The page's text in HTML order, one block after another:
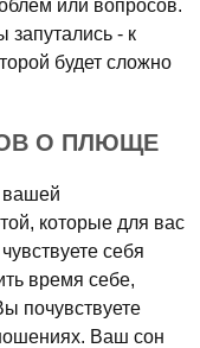
или вопросов.
- к
будет сложно
О ПЛЮЩЕ
вашей
которые для вас
себя
время себе,
почувствуете
Ваш сон